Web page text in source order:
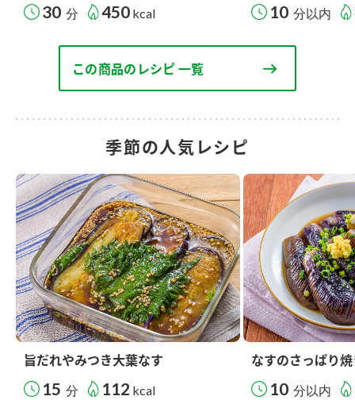
30 分 450 kcal 10 分以内
この商品のレシピ 一覧
季節の人気レシピ
旨だれやみつき大葉なす
15 分 112 kcal
なすのさっぱり
10 分以内